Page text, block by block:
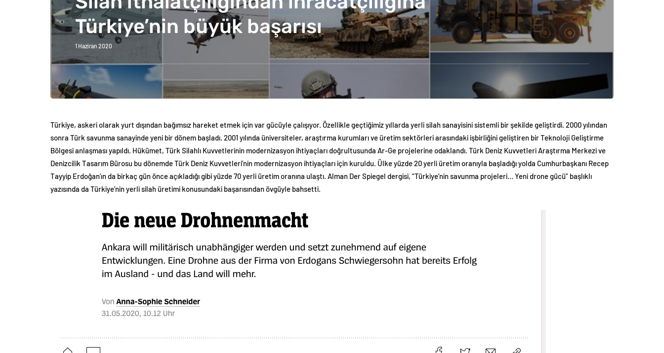
Türkiye’nin büyük başarısı
1 Haziran 2020
Türkiye, askeri olarak yurt dışından bağımsız hareket etmek için var gücüyle çalışıyor. Özellikle geçtiğimiz yıllarda yerli silah sanayisini sistemli bir şekilde geliştirdi. 2000 yılından
sonra Türk savunma sanayinde yeni bir dönem başladı. 2001 yılında üniversiteler, araştırma kurumları ve üretim sektörleri arasındaki işbirliğini geliştiren bir Teknoloji Geliştirme
Bölgesi anlaşması yapıldı. Hükümet, Türk Silahlı Kuvvetlerinin modernizasyon ihtiyaçları doğrultusunda Ar-Ge projelerine odaklandı. Türk Deniz Kuvvetleri Araştırma Merkezi ve
Denizcilik Tasarım Bürosu bu dönemde Türk Deniz Kuvvetleri’nin modernizasyon ihtiyaçları için kuruldu. Ülke yüzde 20 yerli üretim oranıyla başladığı yolda Cumhurbaşkanı Recep
Tayyip Erdoğan’ın da birkaç gün önce açıkladığı gibi yüzde 70 yerli üretim oranına ulaştı. Alman Der Spiegel dergisi, “Türkiye’nin savunma projeleri… Yeni drone gücü” başlıklı
yazısında da Türkiye’nin yerli silah üretimi konusundaki başarısından övgüyle bahsetti.